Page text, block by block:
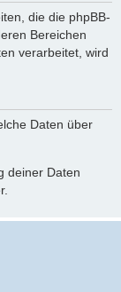
die die phpBB-
Bereichen
verarbeitet, wird
Daten über
deiner Daten